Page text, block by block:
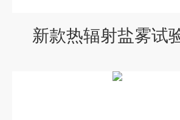
新款热辐射盐雾试